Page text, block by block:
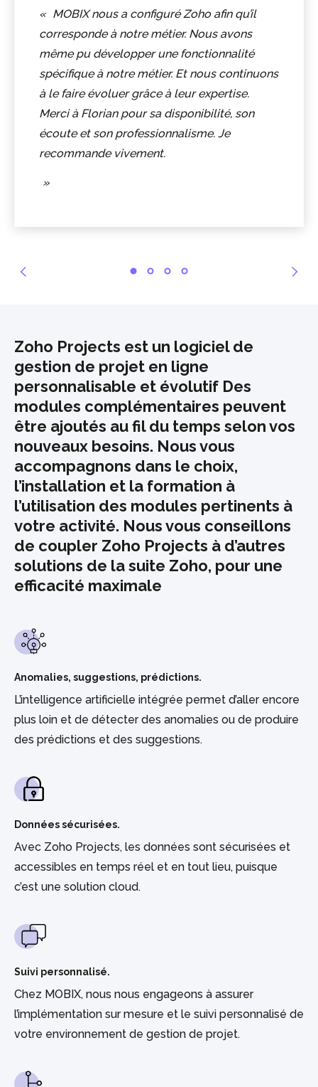
MOBIX nous a configuré Zoho afin qu’il
corresponde à notre métier. Nous avons
même pu développer une fonctionnalité
spécifique à notre métier. Et nous continuons
à le faire évoluer grâce à leur expertise.
Merci à Florian pour sa disponibilité, son
écoute et son professionnalisme. Je
recommande vivement.
Zoho Projects est un logiciel de
gestion de projet en ligne
personnalisable et évolutif Des
modules complémentaires peuvent
être ajoutés au fil du temps selon vos
nouveaux besoins. Nous vous
accompagnons dans le choix,
l’installation et la formation à
l’utilisation des modules pertinents à
votre activité. Nous vous conseillons
de coupler Zoho Projects à d’autres
solutions de la suite Zoho, pour une
efficacité maximale
Anomalies, suggestions, prédictions.
L’intelligence artificielle intégrée permet d’aller encore
plus loin et de détecter des anomalies ou de produire
des prédictions et des suggestions.
Données sécurisées.
Avec Zoho Projects, les données sont sécurisées et
accessibles en temps réel et en tout lieu, puisque
c’est une solution cloud.
Suivi personnalisé.
Chez MOBIX, nous nous engageons à assurer
l’implémentation sur mesure et le suivi personnalisé de
votre environnement de gestion de projet.